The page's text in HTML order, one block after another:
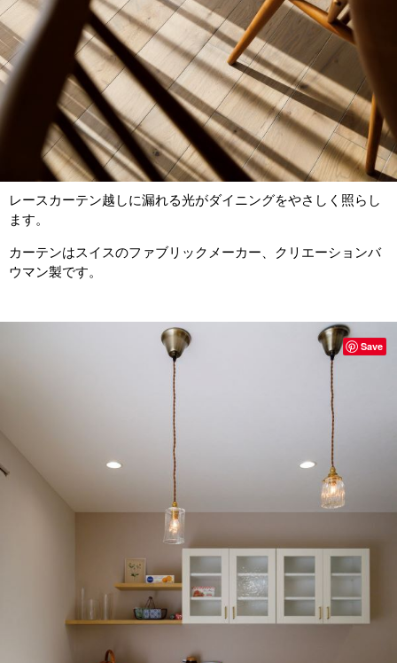
レースカーテン越しに漏れる光がダイニングをやさしく照らし
ます。
カーテンはスイスのファブリックメーカー、クリエーションバ
ウマン製です。
Save